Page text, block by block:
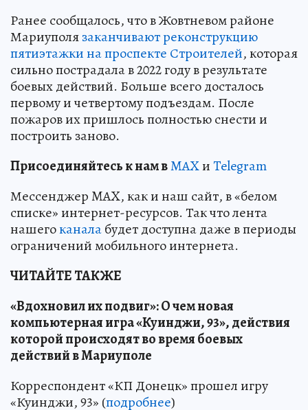
Ранее сообщалось, что в Жовтневом районе
Мариуполязаканчивают реконструкцию
пятиэтажки на проспекте Строителей, которая
сильно пострадала в 2022 году в результате
боевых действий. Больше всего досталось
первому и четвертому подъездам. После
пожаров их пришлось полностью снести и
построить заново.
Присоединяйтесь к нам вMAXиTelegram
Мессенджер MAX, как и наш сайт, в «белом
списке» интернет-ресурсов. Так что лента
нашегоканалабудет доступна даже в периоды
ограничений мобильного интернета.
ЧИТАЙТЕ ТАКЖЕ
«Вдохновил их подвиг»: О чем новая
компьютерная игра «Куинджи, 93», действия
которой происходят во время боевых
действий в Мариуполе
Корреспондент «КП Донецк» прошел игру
«Куинджи, 93» (подробнее)